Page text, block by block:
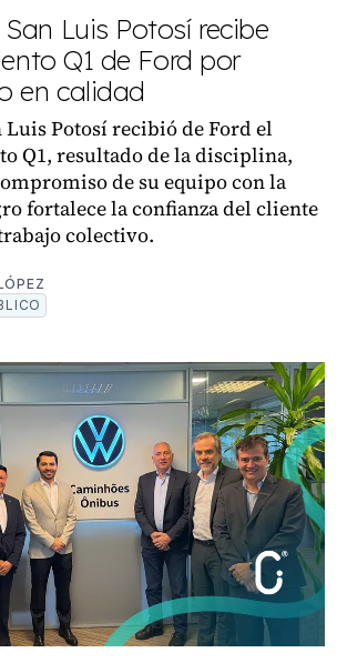
Luis Potosí recibe
Q1 de Ford por
en calidad
Luis Potosí recibió de Ford el
Q1, resultado de la disciplina,
de su equipo con la
fortalece la confianza del cliente
colectivo.